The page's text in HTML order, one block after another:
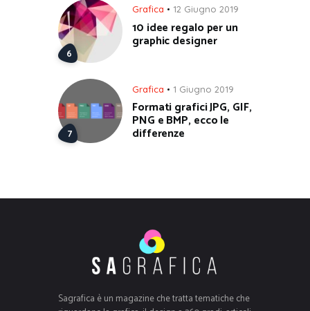
Grafica 12 Giugno 2019
10 idee regalo per un
graphic designer
Grafica 1 Giugno 2019
Formati grafici JPG, GIF,
PNG e BMP, ecco le
differenze
Sagrafica è un magazine che tratta tematiche che